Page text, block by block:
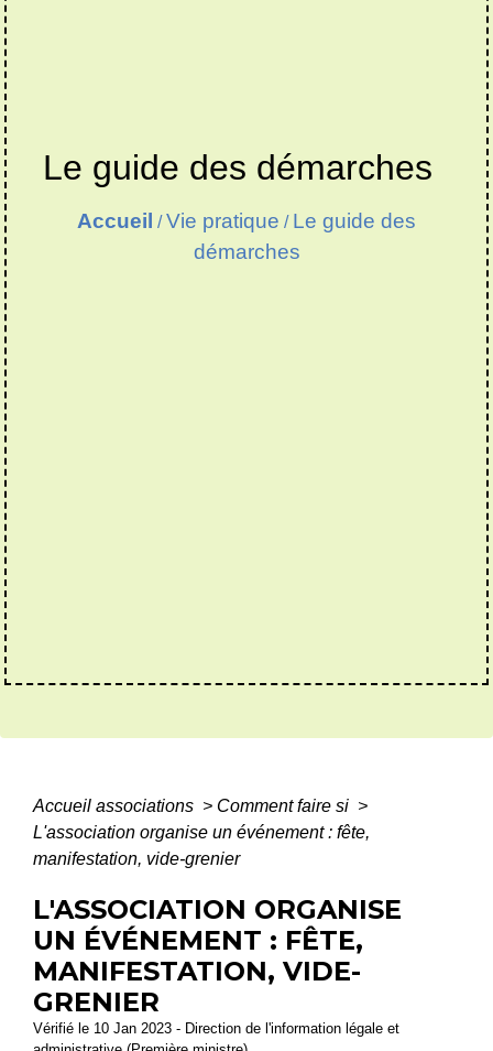
Le guide des démarches
Accueil /Vie pratique / Le guide des
démarches
Accueil associations > Comment faire si >
L'association organise un événement : fête,
manifestation, vide-grenier
L'ASSOCIATION ORGANISE
UN ÉVÉNEMENT : FÊTE,
MANIFESTATION, VIDE-
GRENIER
Vérifié le 10 Jan 2023 - Direction de l'information légale et